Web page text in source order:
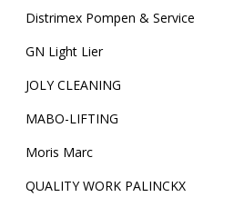
Distrimex Pompen & Service
GN Light Lier
JOLY CLEANING
MABO-LIFTING
Moris Marc
QUALITY WORK PALINCKX